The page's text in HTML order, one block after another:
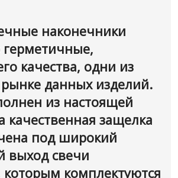
наконечники
качества, одни из
данных изделий.
из настоящей
качественная защелка
под широкий
выход свечи
которым комплектуются